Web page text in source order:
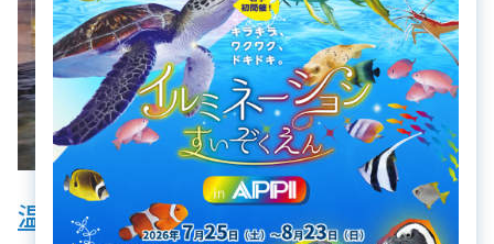
温泉大浴場＆サウナ